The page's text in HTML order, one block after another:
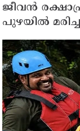
ജീവൻ
പുഴയിൽ
റിപ്പോർട്ട്